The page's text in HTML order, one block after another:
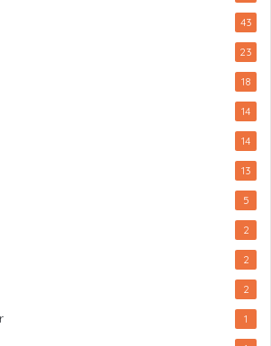
43
23
18
14
14
13
5
2
2
2
1